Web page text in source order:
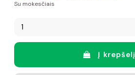
Su mokesčiais
Į krepšelį